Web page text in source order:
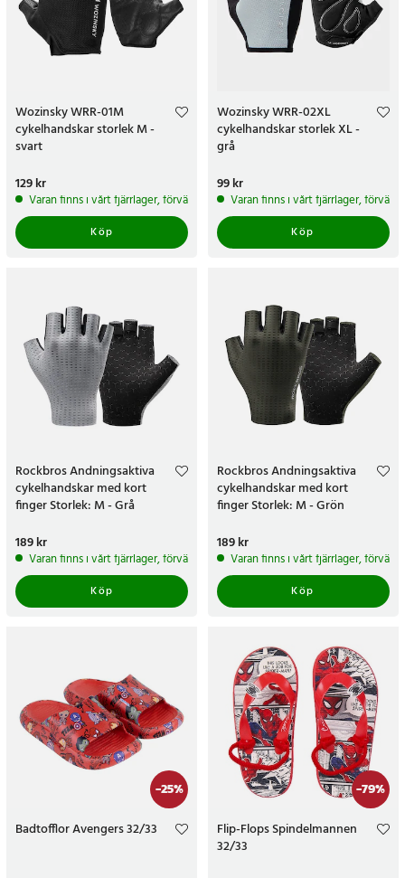
Wozinsky WRR-01M
cykelhandskar storlek M -
svart
Pris:129 kr
129 kr
Varan finns i vårt fjärrlager, förväntas skickas inom 5-7 arbetsdagar
Köp
Wozinsky WRR-02XL
cykelhandskar storlek XL -
grå
Pris:
99 kr
Varan finns i vårt fjärrlager,
Köp
Rockbros Andningsaktiva
cykelhandskar med kort
finger Storlek: M - Grå
Pris:189 kr
189 kr
Varan finns i vårt fjärrlager, förväntas skickas inom 5-7 arbetsdagar
Köp
Rockbros Andningsaktiva
cykelhandskar med kort
finger Storlek: M - Grön
Pris:189 kr
189 kr
Varan finns i vårt fjärrlager,
Köp
-25%
Badtofflor Avengers 32/33
-79%
Flip-Flops Spindelmannen
32/33